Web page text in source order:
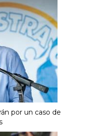
por un caso de